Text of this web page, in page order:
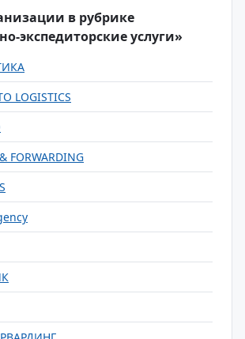
в рубрике
экспедиторские услуги»
LOGISTICS
FORWARDING